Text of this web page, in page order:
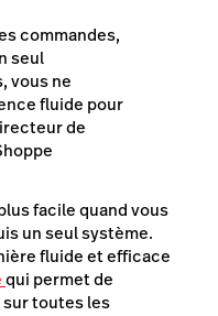
commandes,
seul
vous ne
fluide pour
de
facile quand vous
un seul système.
fluide et efficace
qui permet de
toutes les